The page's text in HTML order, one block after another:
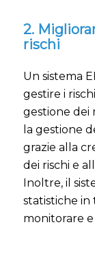
2.
rischi
Un sistema
gestire i
gestione dei
la gestione
grazie alla
dei rischi e
Inoltre, il
statistiche in
monitorare